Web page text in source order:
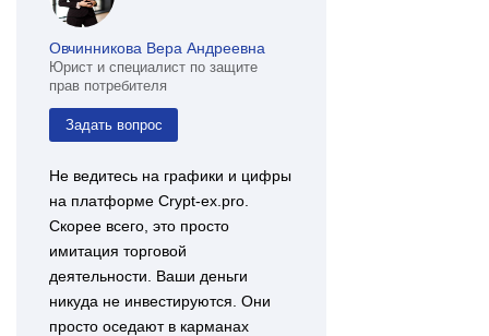
Овчинникова Вера Андреевна
Юрист и специалист по защите
прав потребителя
Задать вопрос
Не ведитесь на графики и цифры
на платформе Crypt-ex.pro.
Скорее всего, это просто
имитация торговой
деятельности. Ваши деньги
никуда не инвестируются. Они
просто оседают в карманах